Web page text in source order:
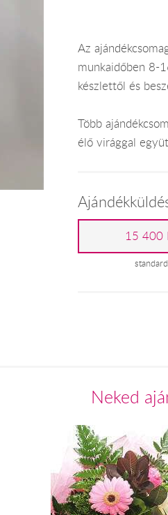
Az
munkaidőben 8-
készlettől és
Több
élő virággal
15 400
standard
Neked